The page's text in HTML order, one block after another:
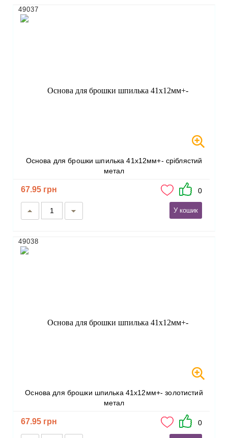
Основа для брошки шпилька 41х12мм+- сріблястий
метал
49037
67.95 грн 0
У кошик
Основа для брошки шпилька 41х12мм+- золотистий
метал
49038
67.95 грн 0